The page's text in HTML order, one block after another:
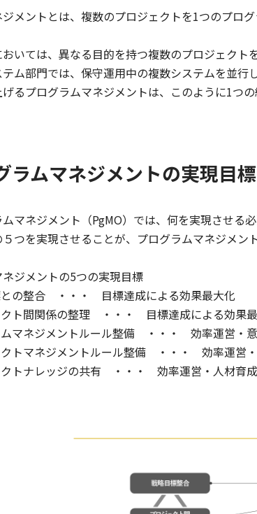
メントとは、複数のプロジェクトを1つのプロ
いては、異なる目的を持つ複数のプロジェクト
ム部門では、保守運用中の複数システムを並行
るプログラムマネジメントは、このように1つ
ラムマネジメントの実現目標
マネジメント（PgMO）では、何を実現させる必
つを実現させることが、プログラムマネジメン
ジメントの5つの実現目標
の整合 ・・・ 目標達成による効果最大化
ト間関係の整理 ・・・ 目標達成による効果
マネジメントルール整備 ・・・ 効率運営・
トマネジメントルール整備 ・・・ 効率運営
トナレッジの共有 ・・・ 効率運営・人材育成